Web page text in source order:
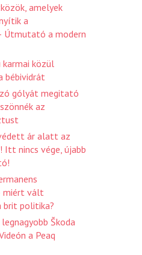
amelyek
a
Útmutató a modern
közül
bébividrát
gólyát megitató
az
ár alatt az
Itt nincs vége, újabb
miért vált
brit politika?
Škoda
a Peaq